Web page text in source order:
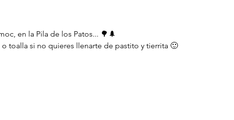
en la Pila de los Patos... 🌳🌲
toalla si no quieres llenarte de pastito y tierrita 🙂